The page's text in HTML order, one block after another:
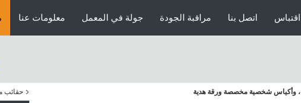
معلومات عنا جولة في المعمل مراقبة الجودة اتصل بنا
حقائب ، وأكياس شخصية مخصصة ورقة هدية